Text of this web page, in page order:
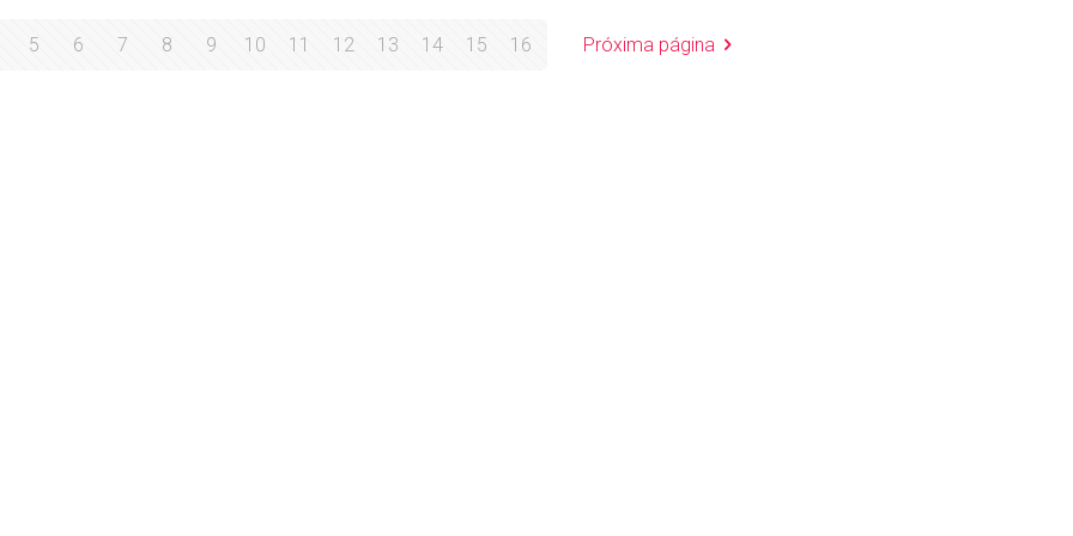
5 6 7 8 9 10 11 12 13 14 15 16 Próxima página